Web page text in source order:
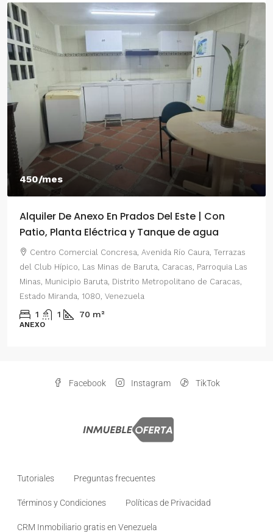
450/mes
Alquiler De Anexo En Prados Del Este | Con
Patio, Planta Eléctrica y Tanque de agua
Centro Comercial Concresa, Avenida Río Caura, Terrazas
del Club Hípico, Las Minas de Baruta, Caracas, Parroquia Las
Minas, Municipio Baruta, Distrito Metropolitano de Caracas,
Estado Miranda, 1080, Venezuela
1 1 70 m²
ANEXO
Facebook Instagram TikTok
Tutoriales Preguntas frecuentes
Términos y Condiciones Políticas de Privacidad
CRM Inmobiliario gratis en Venezuela